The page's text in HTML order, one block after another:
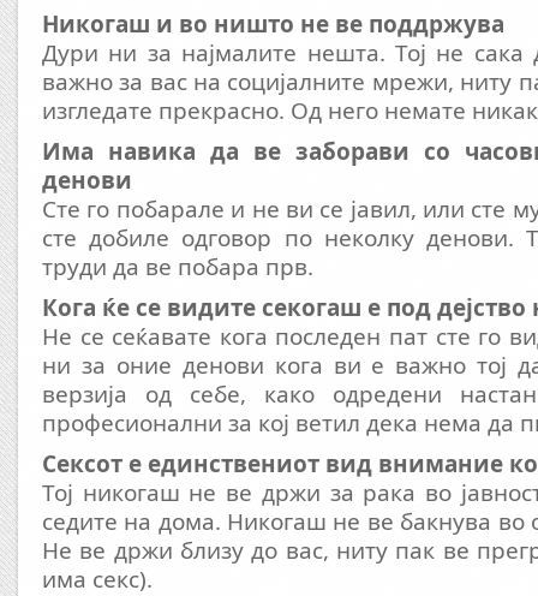
Никогаш и во ништо не ве поддржува
Дури ни за најмалите нешта. Тој не
важно за вас на социјалните мрежи, ниту
изгледате прекрасно. Од него немате
Има навика да ве заборави со
денови
Сте го побарале и не ви се јавил, или сте
сте добиле одговор по неколку денови.
труди да ве побара прв.
Кога ќе се видите секогаш е под дејство
Не се сеќавате кога последен пат сте го
ни за оние денови кога ви е важно тој
верзија од себе, како одредени
професионални за кој ветил дека нема да
Сексот е единствениот вид внимание
Тој никогаш не ве држи за рака во
седите на дома. Никогаш не ве бакнува во
Не ве држи близу до вас, ниту пак ве
има секс).